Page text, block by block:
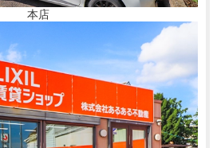
本店